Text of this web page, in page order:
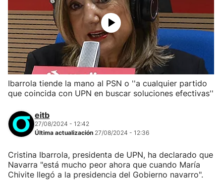
Ibarrola tiende la mano al PSN o ''a cualquier partido
que coincida con UPN en buscar soluciones efectivas''
eitb
27/08/2024 - 12:42
Última actualización 27/08/2024 - 12:36
Cristina Ibarrola, presidenta de UPN, ha declarado que
Navarra "está mucho peor ahora que cuando María
Chivite llegó a la presidencia del Gobierno navarro".